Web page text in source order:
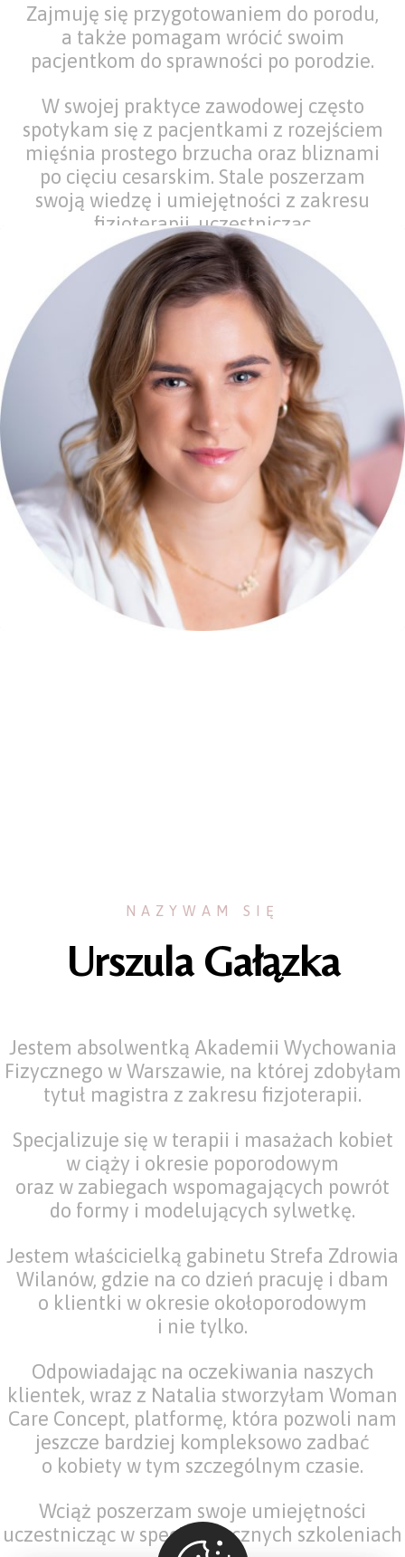
Zajmuję się przygotowaniem do porodu,
a także pomagam wrócić swoim
pacjentkom do sprawności po porodzie.
W swojej praktyce zawodowej często
spotykam się z pacjentkami z rozejściem
mięśnia prostego brzucha oraz bliznami
po cięciu cesarskim. Stale poszerzam
swoją wiedzę i umiejętności z zakresu
fizjoterapii, uczestnicząc
w specjalistycznych kursach i szkoleniach.
Do każdej pacjentki podchodzę
indywidualnie, aby jak najlepiej zrozumieć
jej potrzeby. Prywatnie jestem miłośniczką
gotowania, podróży oraz tenisa.
NAZYWAM SIĘ
Urszula Gałązka
Jestem absolwentką Akademii Wychowania
Fizycznego w Warszawie, na której zdobyłam
tytuł magistra z zakresu fizjoterapii.
Specjalizuje się w terapii i masażach kobiet
w ciąży i okresie poporodowym
oraz w zabiegach wspomagających powrót
do formy i modelujących sylwetkę.
Jestem właścicielką gabinetu Strefa Zdrowia
Wilanów, gdzie na co dzień pracuję i dbam
o klientki w okresie okołoporodowym
i nie tylko.
Odpowiadając na oczekiwania naszych
klientek, wraz z Natalia stworzyłam Woman
Care Concept, platformę, która pozwoli nam
jeszcze bardziej kompleksowo zadbać
o kobiety w tym szczególnym czasie.
Wciąż poszerzam swoje umiejętności
uczestnicząc w specjalistycznych szkoleniach